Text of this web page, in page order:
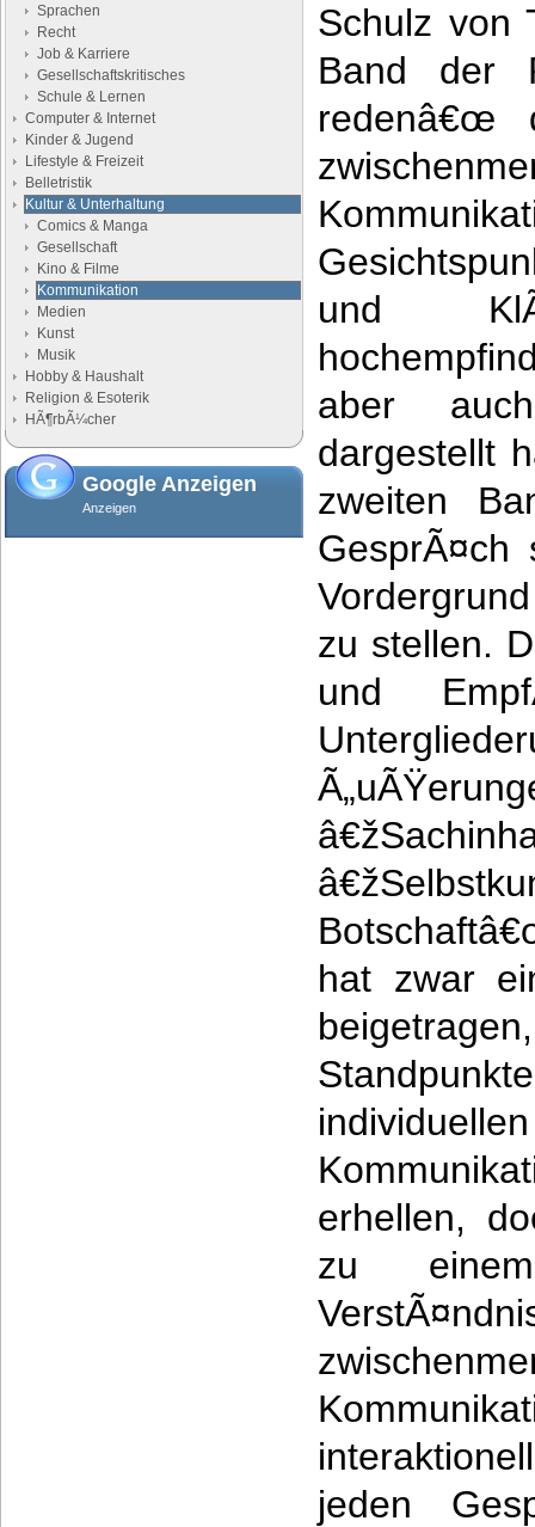
Sprachen
Recht
Job & Karriere
Gesellschaftskritisches
Schule & Lernen
Computer & Internet
Kinder & Jugend
Lifestyle & Freizeit
Belletristik
Kultur & Unterhaltung
Comics & Manga
Gesellschaft
Kino & Filme
Kommunikation
Medien
Kunst
Musik
Hobby & Haushalt
Religion & Esoterik
HÃ¶rbÃ¼cher
Google Anzeigen
Anzeigen
Schulz von
Band der
redenâ€œ
und
aber auch
dargestellt
zweiten
GesprÃ¤ch
zu stellen.
und
hat zwar
individuellen
erhellen,
zu
jeden